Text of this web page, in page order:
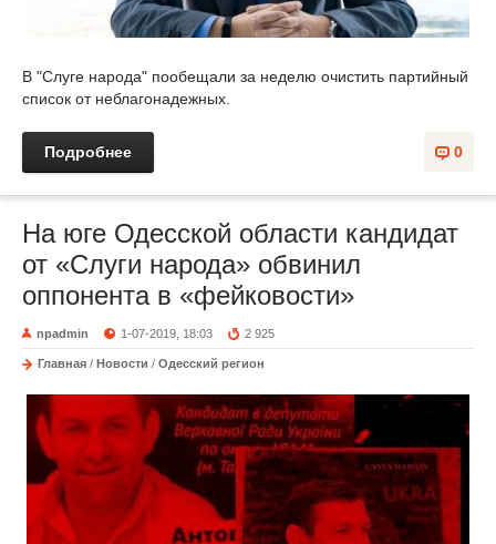
В "Слуге народа" пообещали за неделю очистить партийный
список от неблагонадежных.
0
Подробнее
На юге Одесской области кандидат
от «Слуги народа» обвинил
оппонента в «фейковости»
npadmin 1-07-2019, 18:03 2 925
Главная / Новости / Одесский регион